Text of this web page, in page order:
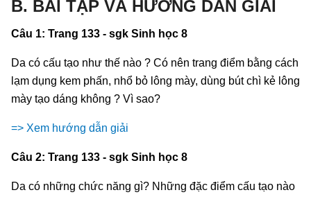
B. BÀI TẬP VÀ HƯỚNG DẪN GIẢI
Câu 1: Trang 133 - sgk Sinh học 8
Da có cấu tạo như thế nào ? Có nên trang điểm bằng cách
lạm dụng kem phấn, nhổ bỏ lông mày, dùng bút chì kẻ lông
mày tạo dáng không ? Vì sao?
=> Xem hướng dẫn giải
Câu 2: Trang 133 - sgk Sinh học 8
Da có những chức năng gì? Những đặc điểm cấu tạo nào